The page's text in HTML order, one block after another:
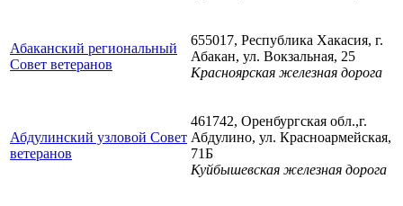
Абаканский региональный
Совет ветеранов
655017, Республика Хакасия, г.
Абакан, ул. Вокзальная, 25
Красноярская железная дорога
Абдулинский узловой Совет
ветеранов
461742, Оренбургская обл.,г.
Абдулино, ул. Красноармейская,
71Б
Куйбышевская железная дорога